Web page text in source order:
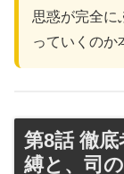
思惑が完全に
っていくのか
第8話 徹
縛と、司